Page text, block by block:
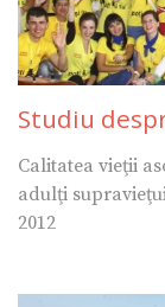
Studiu
Calitatea vieţii
adulţi
2012